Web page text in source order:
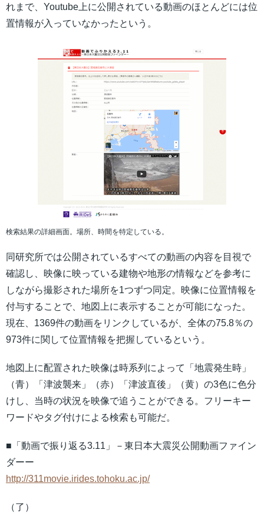
れまで、Youtube上に公開されている動画のほとんどには位
置情報が入っていなかったという。
検索結果の詳細画面。場所、時間を特定している。
同研究所では公開されているすべての動画の内容を目視で
確認し、映像に映っている建物や地形の情報などを参考に
しながら撮影された場所を1つずつ同定。映像に位置情報を
付与することで、地図上に表示することが可能になった。
現在、1369件の動画をリンクしているが、全体の75.8％の
973件に関して位置情報を把握しているという。
地図上に配置された映像は時系列によって「地震発生時」
（青）「津波襲来」（赤）「津波直後」（黄）の3色に色分
けし、当時の状況を映像で追うことができる。フリーキー
ワードやタグ付けによる検索も可能だ。
■「動画で振り返る3.11」－東日本大震災公開動画ファイン
ダーー
http://311movie.irides.tohoku.ac.jp/
（了）